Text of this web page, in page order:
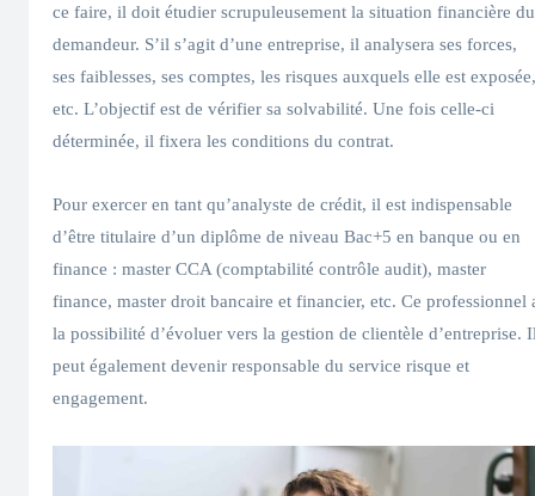
ce faire, il doit étudier scrupuleusement la situation financière du
demandeur. S’il s’agit d’une entreprise, il analysera ses forces,
ses faiblesses, ses comptes, les risques auxquels elle est exposée,
etc. L’objectif est de vérifier sa solvabilité. Une fois celle-ci
déterminée, il fixera les conditions du contrat.
Pour exercer en tant qu’analyste de crédit, il est indispensable
d’être titulaire d’un diplôme de niveau Bac+5 en banque ou en
finance : master CCA (comptabilité contrôle audit), master
finance, master droit bancaire et financier, etc. Ce professionnel
la possibilité d’évoluer vers la gestion de clientèle d’entreprise.
peut également devenir responsable du service risque et
engagement.